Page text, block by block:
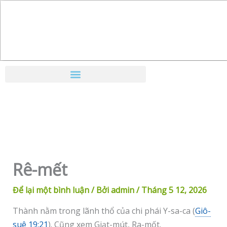
Rê-mết
Để lại một bình luận/ Bởiadmin/Tháng 5 12, 2026
Thành nằm trong lãnh thổ của chi phái Y-sa-ca (Giô-
suê 19:21). Cũng xem Giạt-mút, Ra-mốt.